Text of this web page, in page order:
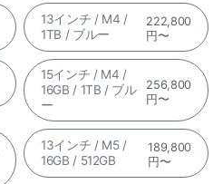
13インチ / M4 /
1TB / ブルー
222,800
円〜
15インチ / M4 /
16GB / 1TB / ブル
ー
256,800
円〜
13インチ / M5 /
16GB / 512GB
189,800
円〜